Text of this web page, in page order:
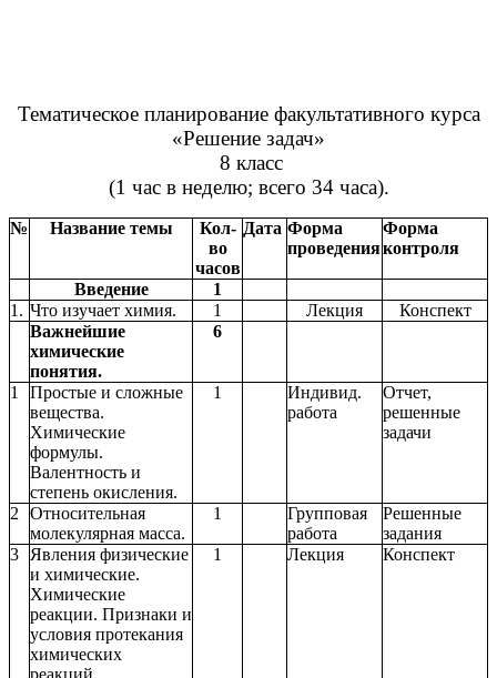
Тематическое планирование факультативного курса
«Решение задач»
8 класс
(1 час в неделю; всего 34 часа).
№ Название темы
Кол-
во
часов
Дата Форма
проведения
Форма
контроля
Введение
1
1. Что изучает химия. 1 Лекция
Конспект
Важнейшие
химические
понятия.
6
1
Простые и сложные
вещества.
Химические
формулы.
Валентность и
степень окисления.
1
Индивид.
работа
Отчет,
решенные
задачи
2
Относительная
молекулярная масса.
1
Групповая
работа
Решенные
задания
3
Явления физические
и химические.
Химические
реакции. Признаки и
условия протекания
химических
реакций.
1 Лекция Конспект